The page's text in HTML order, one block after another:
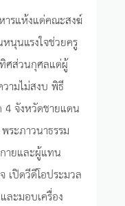
ารแห้งแด่คณะสงฆ์
นุนแรงใจช่วยครู
ศส่วนกุศลแด่ผู้
ามไม่สงบ พิธี
จังหวัดชายแดน
ระภาวนาธรรม
ายและผู้แทน
เปิดวีดีโอประมวล
ะมอบเครื่อง